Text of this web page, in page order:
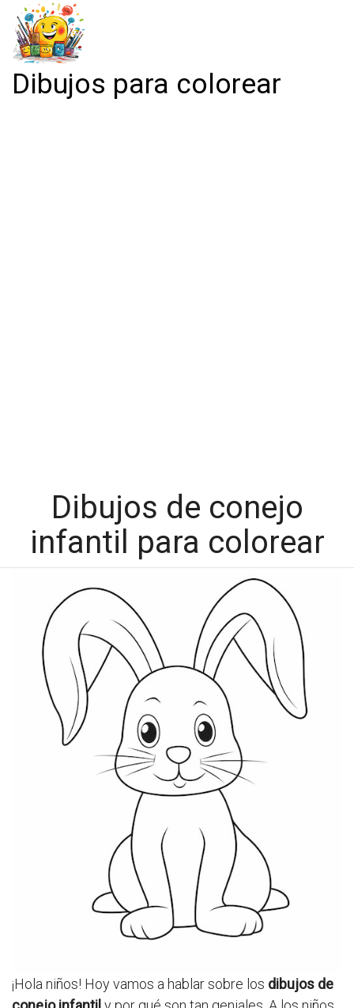
Dibujos para colorear
Dibujos de conejo
infantil para colorear
¡Hola niños! Hoy vamos a hablar sobre los dibujos de